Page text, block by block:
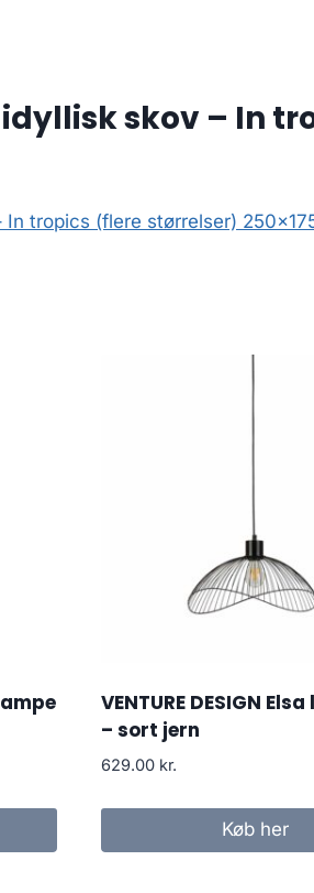
skov – In
tropics (flere størrelser)
VENTURE DESIGN
– sort jern
629.00 kr.
Køb her